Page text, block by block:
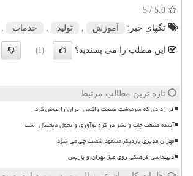
5.0
/ 5
تگهای خبر:
آموزش تولید خدمات
این مطلب را می پسندید؟ (1)
تازه ترین مطالب مرتبط
قراردادی که سرنوشت صنعت واکسن ایران را عوض کرد
آینده صنعت چاپ و نشر در گرو نوآوری و تحول دیجیتال است
مهران مدیری باردیگر مسعود شصت چی می شود
دیپلماسی فرهنگی روی میز تهران و پاریس